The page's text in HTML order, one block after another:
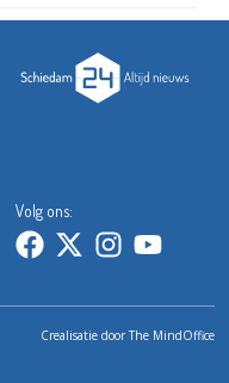
Volg ons:
Crealisatie doorThe MindOffice